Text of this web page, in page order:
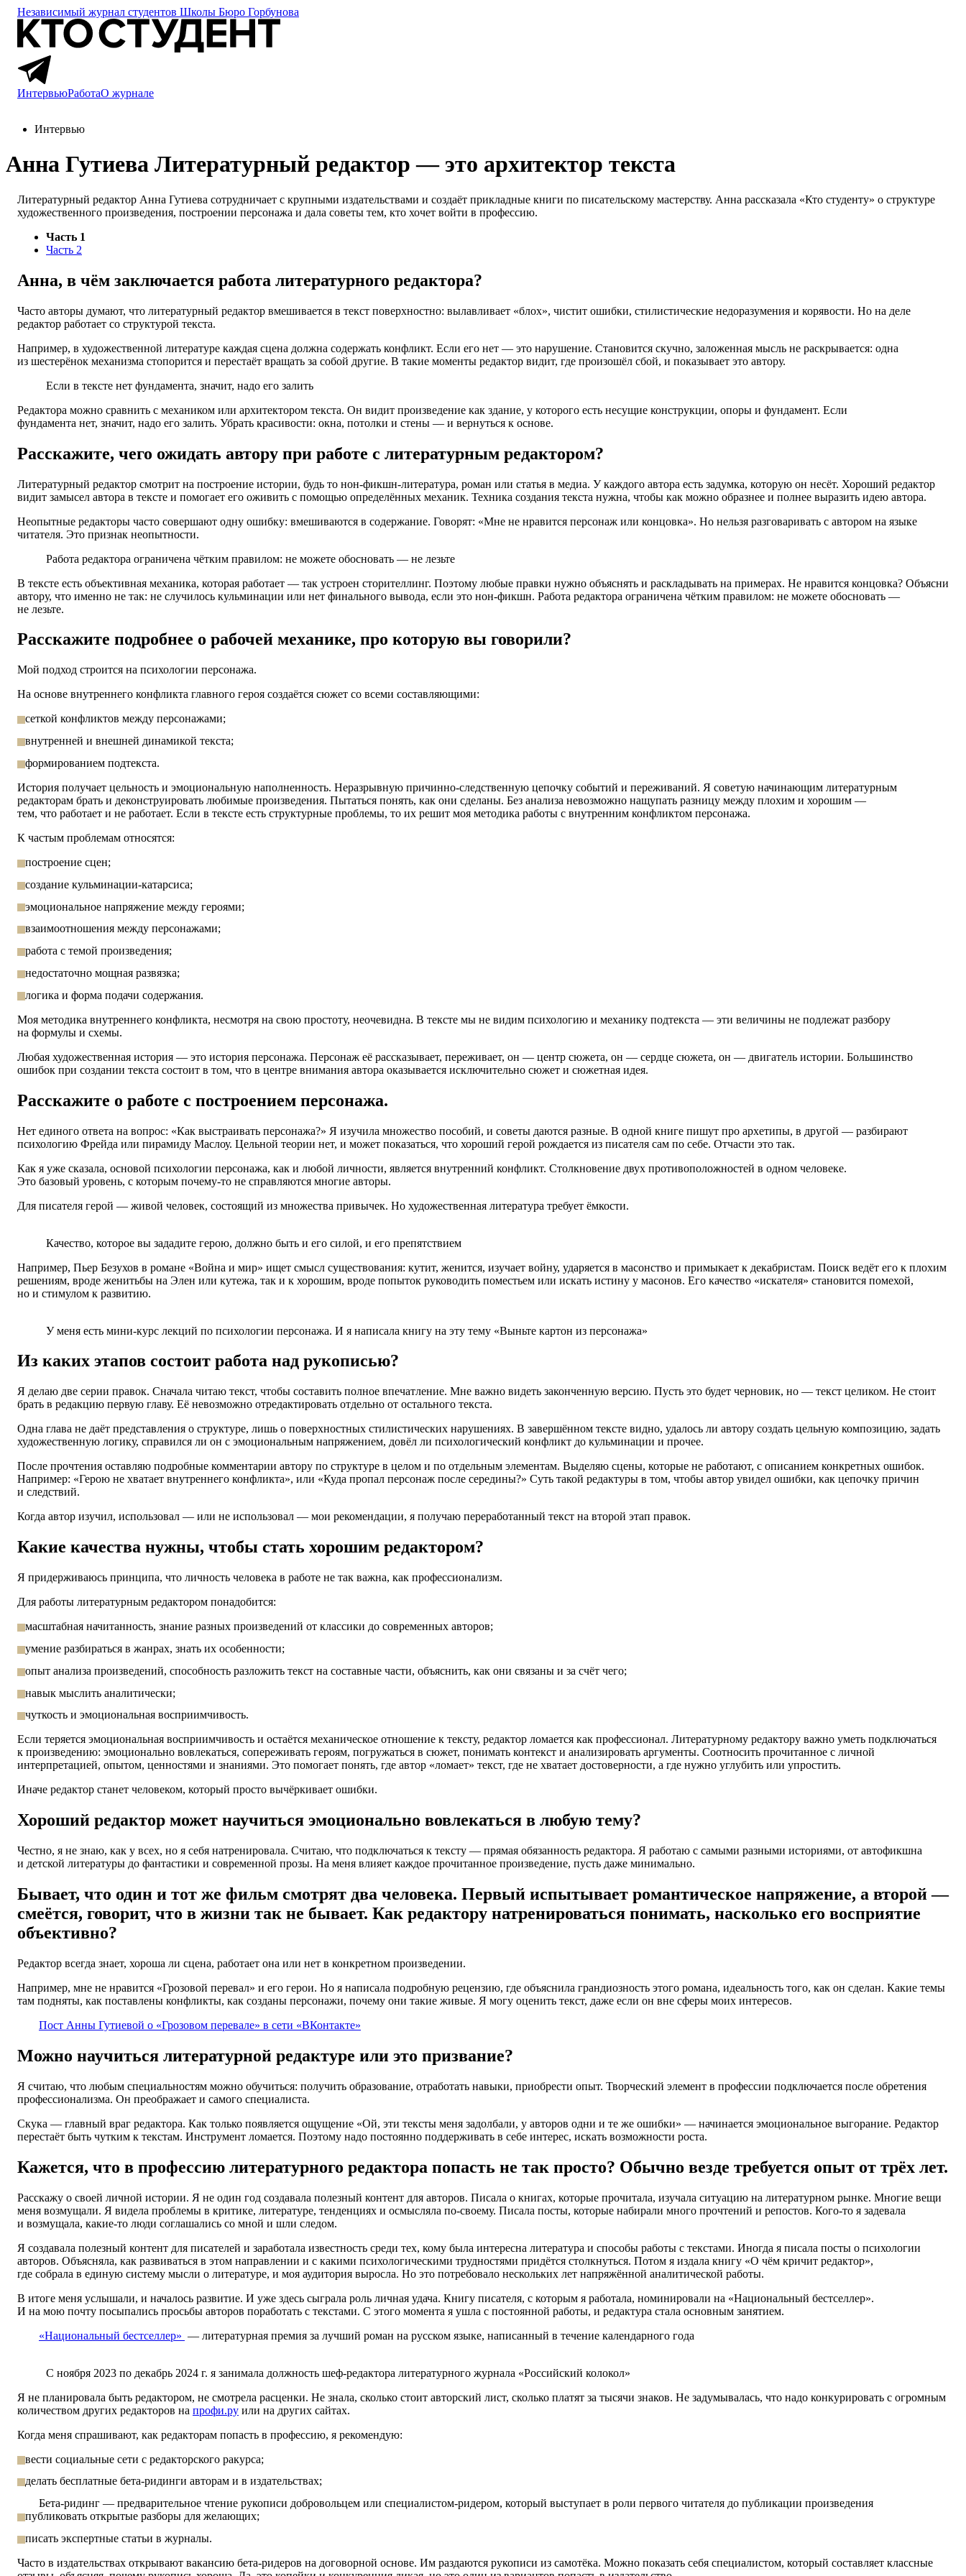
Независимый журнал студентов Школы Бюро Горбунова
ИнтервьюРаботаО журнале
Интервью
Анна Гутиева Литературный редактор — это архитектор текста
Литературный редактор Анна Гутиева сотрудничает с крупными издательствами и создаёт прикладные книги по писательскому мастерству. Анна рассказала «Кто студенту» о структуре
художественного произведения, построении персонажа и дала советы тем, кто хочет войти в профессию.
Часть 1
Часть 2
Анна, в чём заключается работа литературного редактора?
Часто авторы думают, что литературный редактор вмешивается в текст поверхностно: вылавливает «блох», чистит ошибки, стилистические недоразумения и корявости. Но на деле
редактор работает со структурой текста.
Например, в художественной литературе каждая сцена должна содержать конфликт. Если его нет — это нарушение. Становится скучно, заложенная мысль не раскрывается: одна
из шестерёнок механизма стопорится и перестаёт вращать за собой другие. В такие моменты редактор видит, где произошёл сбой, и показывает это автору.
Если в тексте нет фундамента, значит, надо его залить
Редактора можно сравнить с механиком или архитектором текста. Он видит произведение как здание, у которого есть несущие конструкции, опоры и фундамент. Если
фундамента нет, значит, надо его залить. Убрать красивости: окна, потолки и стены — и вернуться к основе.
Расскажите, чего ожидать автору при работе с литературным редактором?
Литературный редактор смотрит на построение истории, будь то нон-фикшн-литература, роман или статья в медиа. У каждого автора есть задумка, которую он несёт. Хороший редактор
видит замысел автора в тексте и помогает его оживить с помощью определённых механик. Техника создания текста нужна, чтобы как можно образнее и полнее выразить идею автора.
Неопытные редакторы часто совершают одну ошибку: вмешиваются в содержание. Говорят: «Мне не нравится персонаж или концовка». Но нельзя разговаривать с автором на языке
читателя. Это признак неопытности.
Работа редактора ограничена чётким правилом: не можете обосновать — не лезьте
В тексте есть объективная механика, которая работает — так устроен сторителлинг. Поэтому любые правки нужно объяснять и раскладывать на примерах. Не нравится концовка? Объясни
автору, что именно не так: не случилось кульминации или нет финального вывода, если это нон-фикшн. Работа редактора ограничена чётким правилом: не можете обосновать —
не лезьте.
Расскажите подробнее о рабочей механике, про которую вы говорили?
Мой подход строится на психологии персонажа.
На основе внутреннего конфликта главного героя создаётся сюжет со всеми составляющими:
сеткой конфликтов между персонажами;
внутренней и внешней динамикой текста;
формированием подтекста.
История получает цельность и эмоциональную наполненность. Неразрывную причинно-следственную цепочку событий и переживаний. Я советую начинающим литературным
редакторам брать и деконструировать любимые произведения. Пытаться понять, как они сделаны. Без анализа невозможно нащупать разницу между плохим и хорошим —
тем, что работает и не работает. Если в тексте есть структурные проблемы, то их решит моя методика работы с внутренним конфликтом персонажа.
К частым проблемам относятся:
построение сцен;
создание кульминации-катарсиса;
эмоциональное напряжение между героями;
взаимоотношения между персонажами;
работа с темой произведения;
недостаточно мощная развязка;
логика и форма подачи содержания.
Моя методика внутреннего конфликта, несмотря на свою простоту, неочевидна. В тексте мы не видим психологию и механику подтекста — эти величины не подлежат разбору
на формулы и схемы.
Любая художественная история — это история персонажа. Персонаж её рассказывает, переживает, он — центр сюжета, он — сердце сюжета, он — двигатель истории. Большинство
ошибок при создании текста состоит в том, что в центре внимания автора оказывается исключительно сюжет и сюжетная идея.
Расскажите о работе с построением персонажа.
Нет единого ответа на вопрос: «Как выстраивать персонажа?» Я изучила множество пособий, и советы даются разные. В одной книге пишут про архетипы, в другой — разбирают
психологию Фрейда или пирамиду Маслоу. Цельной теории нет, и может показаться, что хороший герой рождается из писателя сам по себе. Отчасти это так.
Как я уже сказала, основой психологии персонажа, как и любой личности, является внутренний конфликт. Столкновение двух противоположностей в одном человеке.
Это базовый уровень, с которым почему-то не справляются многие авторы.
Для писателя герой — живой человек, состоящий из множества привычек. Но художественная литература требует ёмкости.
Качество, которое вы зададите герою, должно быть и его силой, и его препятствием
Например, Пьер Безухов в романе «Война и мир» ищет смысл существования: кутит, женится, изучает войну, ударяется в масонство и примыкает к декабристам. Поиск ведёт его к плохим
решениям, вроде женитьбы на Элен или кутежа, так и к хорошим, вроде попыток руководить поместьем или искать истину у масонов. Его качество «искателя» становится помехой,
но и стимулом к развитию.
У меня есть мини-курс лекций по психологии персонажа. И я написала книгу на эту тему «Выньте картон из персонажа»
Из каких этапов состоит работа над рукописью?
Я делаю две серии правок. Сначала читаю текст, чтобы составить полное впечатление. Мне важно видеть законченную версию. Пусть это будет черновик, но — текст целиком. Не стоит
брать в редакцию первую главу. Её невозможно отредактировать отдельно от остального текста.
Одна глава не даёт представления о структуре, лишь о поверхностных стилистических нарушениях. В завершённом тексте видно, удалось ли автору создать цельную композицию, задать
художественную логику, справился ли он с эмоциональным напряжением, довёл ли психологический конфликт до кульминации и прочее.
После прочтения оставляю подробные комментарии автору по структуре в целом и по отдельным элементам. Выделяю сцены, которые не работают, с описанием конкретных ошибок.
Например: «Герою не хватает внутреннего конфликта», или «Куда пропал персонаж после середины?» Суть такой редактуры в том, чтобы автор увидел ошибки, как цепочку причин
и следствий.
Когда автор изучил, использовал — или не использовал — мои рекомендации, я получаю переработанный текст на второй этап правок.
Какие качества нужны, чтобы стать хорошим редактором?
Я придерживаюсь принципа, что личность человека в работе не так важна, как профессионализм.
Для работы литературным редактором понадобится:
масштабная начитанность, знание разных произведений от классики до современных авторов;
умение разбираться в жанрах, знать их особенности;
опыт анализа произведений, способность разложить текст на составные части, объяснить, как они связаны и за счёт чего;
навык мыслить аналитически;
чуткость и эмоциональная восприимчивость.
Если теряется эмоциональная восприимчивость и остаётся механическое отношение к тексту, редактор ломается как профессионал. Литературному редактору важно уметь подключаться
к произведению: эмоционально вовлекаться, сопереживать героям, погружаться в сюжет, понимать контекст и анализировать аргументы. Соотносить прочитанное с личной
интерпретацией, опытом, ценностями и знаниями. Это помогает понять, где автор «ломает» текст, где не хватает достоверности, а где нужно углубить или упростить.
Иначе редактор станет человеком, который просто вычёркивает ошибки.
Хороший редактор может научиться эмоционально вовлекаться в любую тему?
Честно, я не знаю, как у всех, но я себя натренировала. Считаю, что подключаться к тексту — прямая обязанность редактора. Я работаю с самыми разными историями, от автофикшна
и детской литературы до фантастики и современной прозы. На меня влияет каждое прочитанное произведение, пусть даже минимально.
Бывает, что один и тот же фильм смотрят два человека. Первый испытывает романтическое напряжение, а второй —
смеётся, говорит, что в жизни так не бывает. Как редактору натренироваться понимать, насколько его восприятие
объективно?
Редактор всегда знает, хороша ли сцена, работает она или нет в конкретном произведении.
Например, мне не нравится «Грозовой перевал» и его герои. Но я написала подробную рецензию, где объяснила грандиозность этого романа, идеальность того, как он сделан. Какие темы
там подняты, как поставлены конфликты, как созданы персонажи, почему они такие живые. Я могу оценить текст, даже если он вне сферы моих интересов.
Пост Анны Гутиевой о «Грозовом перевале» в сети «ВКонтакте»
Можно научиться литературной редактуре или это призвание?
Я считаю, что любым специальностям можно обучиться: получить образование, отработать навыки, приобрести опыт. Творческий элемент в профессии подключается после обретения
профессионализма. Он преображает и самого специалиста.
Скука — главный враг редактора. Как только появляется ощущение «Ой, эти тексты меня задолбали, у авторов одни и те же ошибки» — начинается эмоциональное выгорание. Редактор
перестаёт быть чутким к текстам. Инструмент ломается. Поэтому надо постоянно поддерживать в себе интерес, искать возможности роста.
Кажется, что в профессию литературного редактора попасть не так просто? Обычно везде требуется опыт от трёх лет.
Расскажу о своей личной истории. Я не один год создавала полезный контент для авторов. Писала о книгах, которые прочитала, изучала ситуацию на литературном рынке. Многие вещи
меня возмущали. Я видела проблемы в критике, литературе, тенденциях и осмысляла по-своему. Писала посты, которые набирали много прочтений и репостов. Кого-то я задевала
и возмущала, какие-то люди соглашались со мной и шли следом.
Я создавала полезный контент для писателей и заработала известность среди тех, кому была интересна литература и способы работы с текстами. Иногда я писала посты о психологии
авторов. Объясняла, как развиваться в этом направлении и с какими психологическими трудностями придётся столкнуться. Потом я издала книгу «О чём кричит редактор»,
где собрала в единую систему мысли о литературе, и моя аудитория выросла. Но это потребовало нескольких лет напряжённой аналитической работы.
В итоге меня услышали, и началось развитие. И уже здесь сыграла роль личная удача. Книгу писателя, с которым я работала, номинировали на «Национальный бестселлер».
И на мою почту посыпались просьбы авторов поработать с текстами. С этого момента я ушла с постоянной работы, и редактура стала основным занятием.
«Национальный бестселлер» — литературная премия за лучший роман на русском языке, написанный в течение календарного года
С ноября 2023 по декабрь 2024 г. я занимала должность шеф-редактора литературного журнала «Российский колокол»
Я не планировала быть редактором, не смотрела расценки. Не знала, сколько стоит авторский лист, сколько платят за тысячи знаков. Не задумывалась, что надо конкурировать с огромным
количеством других редакторов на профи.ру или на других сайтах.
Когда меня спрашивают, как редакторам попасть в профессию, я рекомендую:
вести социальные сети с редакторского ракурса;
делать бесплатные бета-ридинги авторам и в издательствах;
Бета-ридинг — предварительное чтение рукописи добровольцем или специалистом-ридером, который выступает в роли первого читателя до публикации произведения
публиковать открытые разборы для желающих;
писать экспертные статьи в журналы.
Часто в издательствах открывают вакансию бета-ридеров на договорной основе. Им раздаются рукописи из самотёка. Можно показать себя специалистом, который составляет классные